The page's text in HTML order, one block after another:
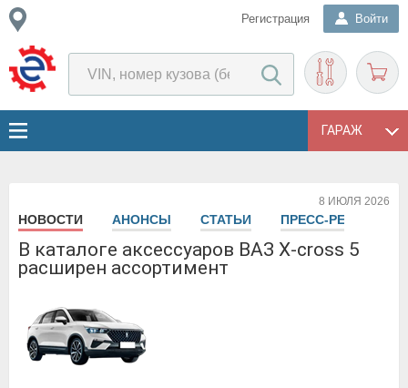
Регистрация Войти
ГАРАЖ
8 ИЮЛЯ 2026
НОВОСТИ АНОНСЫ СТАТЬИ ПРЕСС-РЕЛИЗЫ
В каталоге аксессуаров ВАЗ X-cross 5
расширен ассортимент